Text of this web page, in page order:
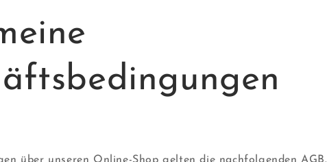
über unseren Online-Shop gelten die nachfolgenden AGB.